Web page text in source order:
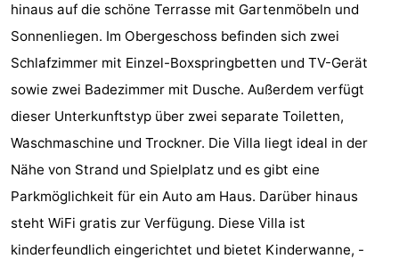
Frühstück)
Strand
Sehen
&
tun
-
Museen
-
Denkmäler
-
Kirchen
Aussichtspunkte
Attraktionen
hinaus auf die schöne Terrasse mit Gartenmöbeln und
Sonnenliegen. Im Obergeschoss befinden sich zwei
Schlafzimmer mit Einzel-Boxspringbetten und TV-Gerät
sowie zwei Badezimmer mit Dusche. Außerdem verfügt
dieser Unterkunftstyp über zwei separate Toiletten,
Waschmaschine und Trockner. Die Villa liegt ideal in der
Nähe von Strand und Spielplatz und es gibt eine
Parkmöglichkeit für ein Auto am Haus. Darüber hinaus
steht WiFi gratis zur Verfügung. Diese Villa ist
kinderfeundlich eingerichtet und bietet Kinderwanne, -